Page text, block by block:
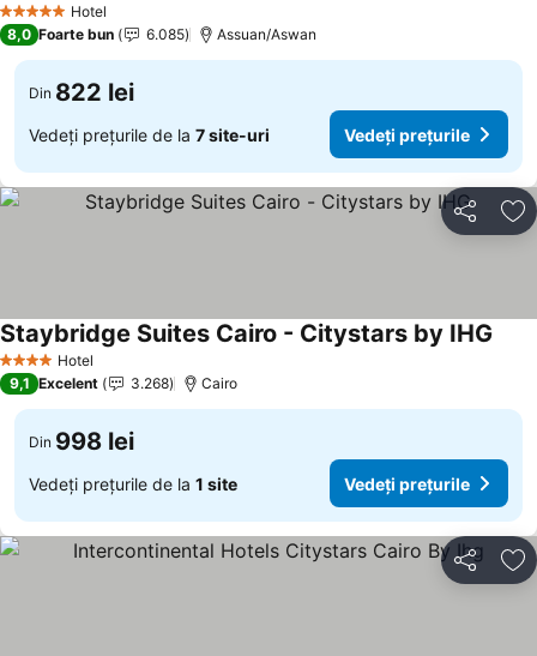
5 Stele Hotel
8,0 Foarte bun 6.085 Assuan/Aswan
Din 822 lei
Vedeți prețurile de la 7 site-uri Vedeți prețurile
Distribuiți
4 Stele Hotel
Staybridge Suites Cairo - Citystars by IHG
9,1 Excelent 3.268 Cairo
Din 998 lei
Vedeți prețurile de la 1 site Vedeți prețurile
Distribuiți